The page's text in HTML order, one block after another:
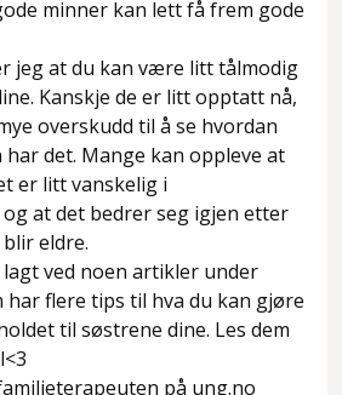
minner kan lett få frem gode
jeg at du kan være litt tålmodig
Kanskje de er litt opptatt nå,
overskudd til å se hvordan
det. Mange kan oppleve at
er litt vanskelig i
at det bedrer seg igjen etter
eldre.
lagt ved noen artikler under
har flere tips til hva du kan gjøre
til søstrene dine. Les dem
på ung.no